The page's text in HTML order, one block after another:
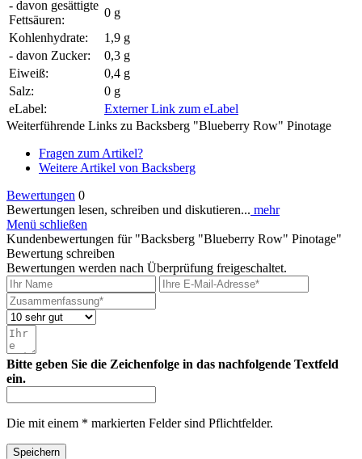
- davon gesättigte
Fettsäuren:
0 g
Kohlenhydrate:
1,9 g
- davon Zucker:
0,3 g
Eiweiß:
0,4 g
Salz:
0 g
eLabel:
Externer Link zum eLabel
Weiterführende Links zu Backsberg "Blueberry Row" Pinotage
Fragen zum Artikel?
Weitere Artikel von Backsberg
Bewertungen 0
Bewertungen lesen, schreiben und diskutieren... mehr
Menü schließen
Kundenbewertungen für "Backsberg "Blueberry Row" Pinotage"
Bewertung schreiben
Bewertungen werden nach Überprüfung freigeschaltet.
Bitte geben Sie die Zeichenfolge in das nachfolgende Textfeld
ein.
Die mit einem * markierten Felder sind Pflichtfelder.
Speichern